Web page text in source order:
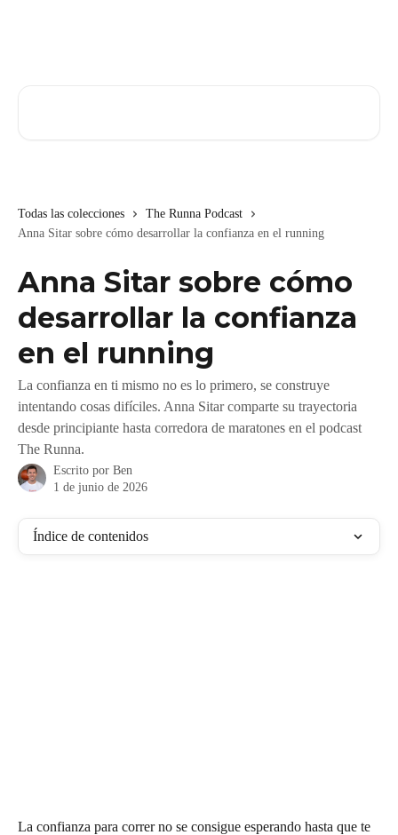
Todas las colecciones
The Runna Podcast
Anna Sitar sobre cómo desarrollar la confianza en el running
Anna Sitar sobre cómo
desarrollar la confianza
en el running
La confianza en ti mismo no es lo primero, se construye
intentando cosas difíciles. Anna Sitar comparte su trayectoria
desde principiante hasta corredora de maratones en el podcast
The Runna.
Escrito por Ben
1 de junio de 2026
Índice de contenidos
La confianza para correr no se consigue esperando hasta que te